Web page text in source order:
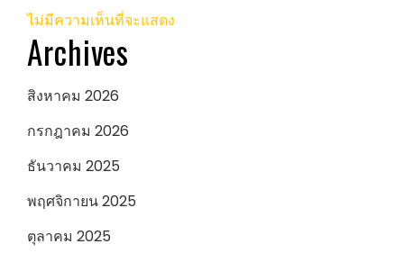
ไม่มีความเห็นที่จะแสดง
Archives
สิงหาคม 2026
กรกฎาคม 2026
ธันวาคม 2025
พฤศจิกายน 2025
ตุลาคม 2025